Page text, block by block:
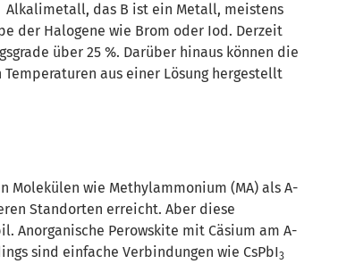
Alkalimetall, das B ist ein Metall, meistens
der Halogene wie Brom oder Iod. Derzeit
über 25 %. Darüber hinaus können die
aus einer Lösung hergestellt
Molekülen wie Methylammonium (MA) als A-
Standorten erreicht. Aber diese
Anorganische Perowskite mit Cäsium am A-
sind einfache Verbindungen wie CsPbI3